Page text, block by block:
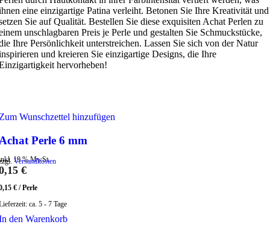
eine einzigartige Patina verleiht. Betonen Sie Ihre Kreativität und
Sie auf Qualität. Bestellen Sie diese exquisiten Achat Perlen zu
unschlagbaren Preis je Perle und gestalten Sie Schmuckstücke,
Ihre Persönlichkeit unterstreichen. Lassen Sie sich von der Natur
und kreieren Sie einzigartige Designs, die Ihre
hervorheben!
Wunschzettel hinzufügen
Perle 6 mm
19 % MwSt.
Versandkosten
€
€ /Perle
ca. 5 - 7 Tage
den Warenkorb